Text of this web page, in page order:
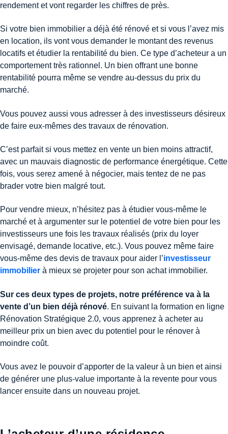
rendement et vont regarder les chiffres de près.
Si votre bien immobilier a déjà été rénové et si vous l’avez mis
en location, ils vont vous demander le montant des revenus
locatifs et étudier la rentabilité du bien. Ce type d’acheteur a un
comportement très rationnel. Un bien offrant une bonne
rentabilité pourra même se vendre au-dessus du prix du
marché.
Vous pouvez aussi vous adresser à des investisseurs désireux
de faire eux-mêmes des travaux de rénovation.
C’est parfait si vous mettez en vente un bien moins attractif,
avec un mauvais diagnostic de performance énergétique. Cette
fois, vous serez amené à négocier, mais tentez de ne pas
brader votre bien malgré tout.
Pour vendre mieux, n’hésitez pas à étudier vous-même le
marché et à argumenter sur le potentiel de votre bien pour les
investisseurs une fois les travaux réalisés (prix du loyer
envisagé, demande locative, etc.). Vous pouvez même faire
vous-même des devis de travaux pour aider l’investisseur
immobilier à mieux se projeter pour son achat immobilier.
Sur ces deux types de projets, notre préférence va à la
vente d’un bien déjà rénové. En suivant la formation en ligne
Rénovation Stratégique 2.0, vous apprenez à acheter au
meilleur prix un bien avec du potentiel pour le rénover à
moindre coût.
Vous avez le pouvoir d’apporter de la valeur à un bien et ainsi
de générer une plus-value importante à la revente pour vous
lancer ensuite dans un nouveau projet.